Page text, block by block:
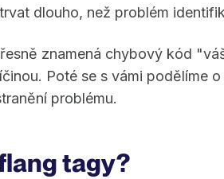
dlouho, než problém
znamená chybový kód
Poté se s vámi podělíme
problému.
tagy?